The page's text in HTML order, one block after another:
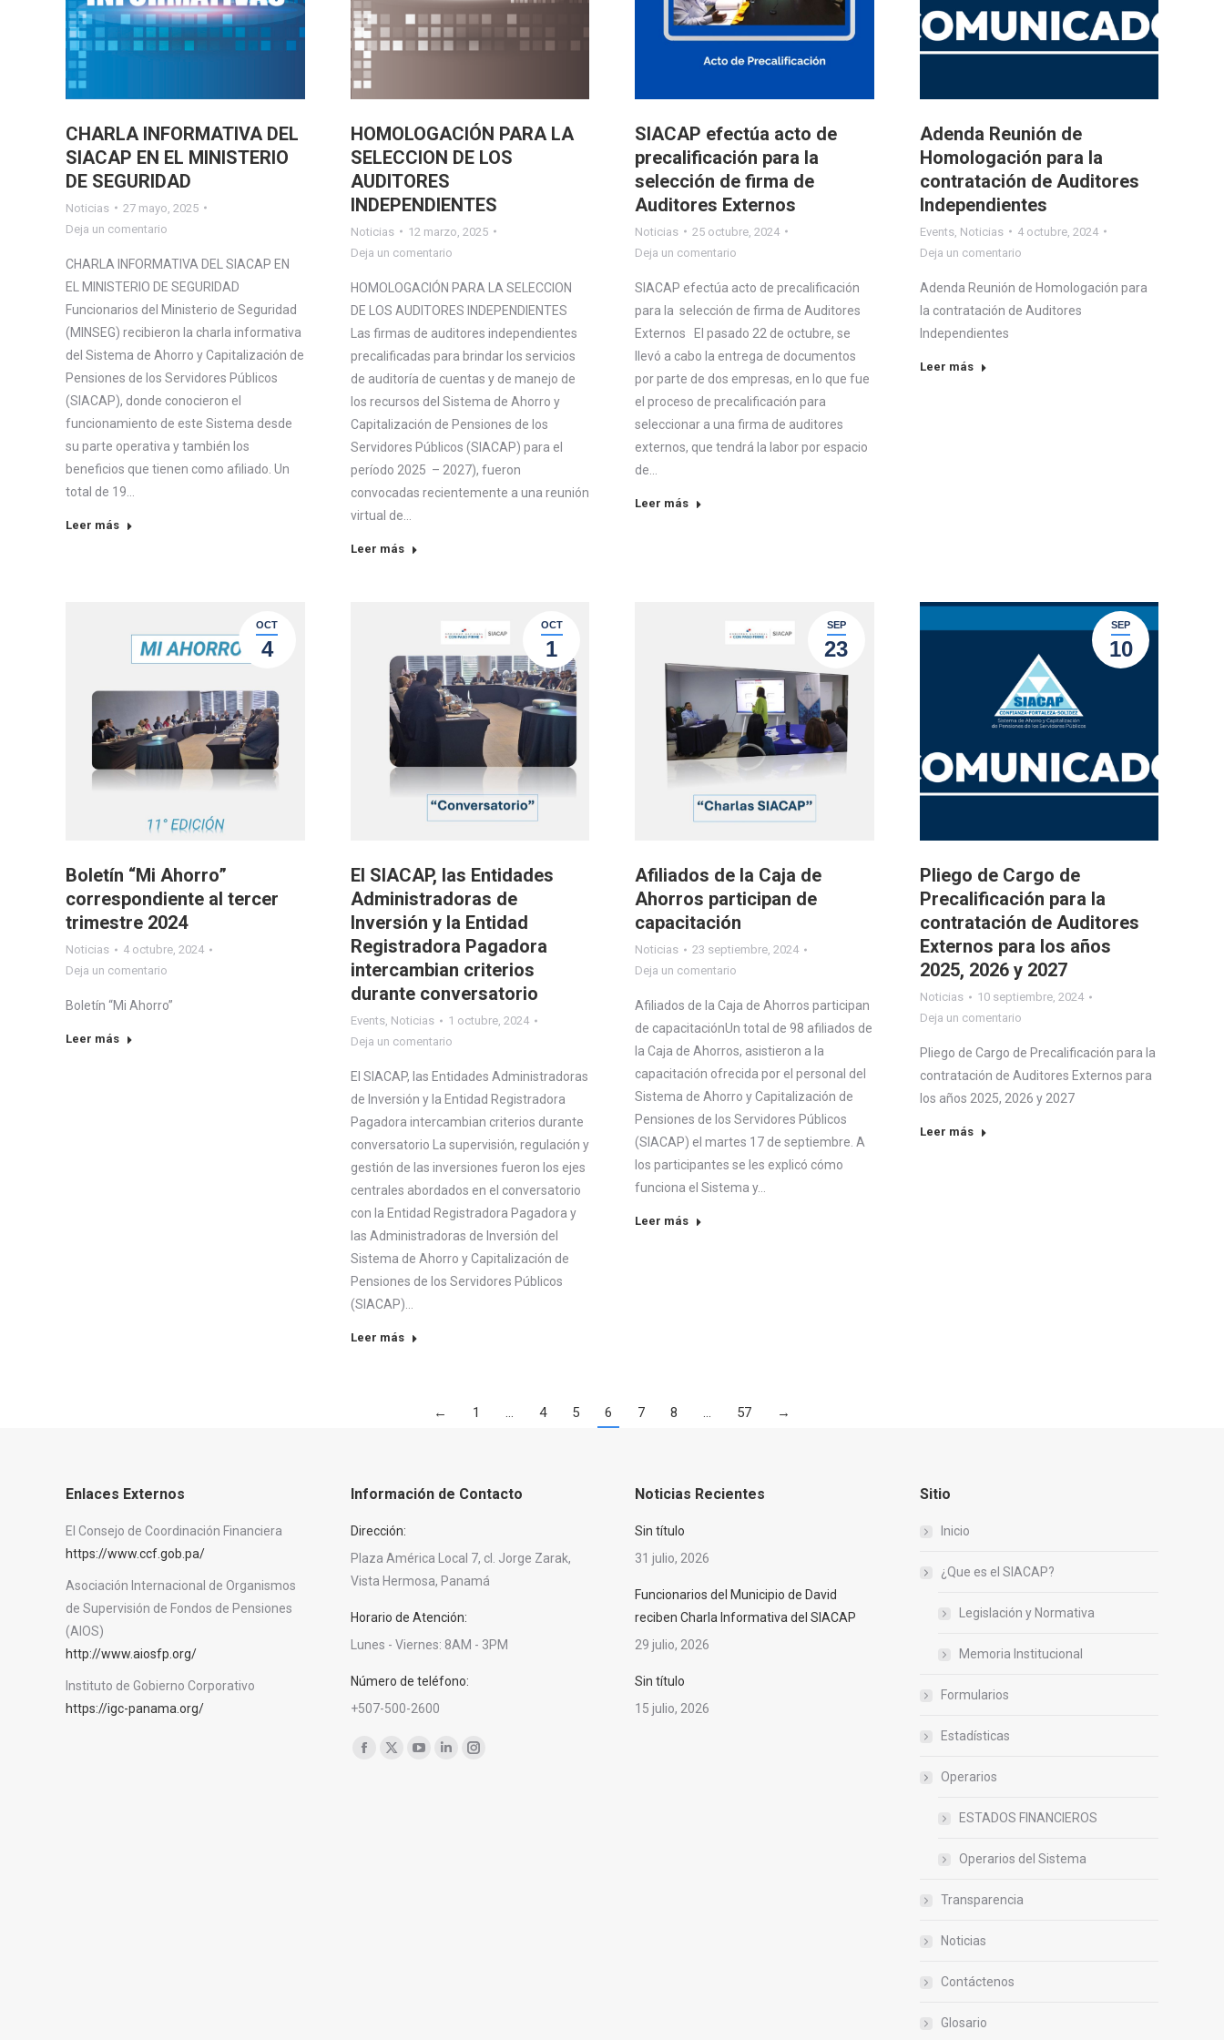
CHARLA INFORMATIVA DEL
SIACAP EN EL MINISTERIO
DE SEGURIDAD
Noticias
27 mayo, 2025
Deja un comentario
CHARLA INFORMATIVA DEL SIACAP EN
EL MINISTERIO DE SEGURIDAD
Funcionarios del Ministerio de Seguridad
(MINSEG) recibieron la charla informativa
del Sistema de Ahorro y Capitalización de
Pensiones de los Servidores Públicos
(SIACAP), donde conocieron el
funcionamiento de este Sistema desde
su parte operativa y también los
beneficios que tienen como afiliado. Un
total de 19…
Leer más
HOMOLOGACIÓN PARA LA
SELECCION DE LOS
AUDITORES
INDEPENDIENTES
Noticias
12 marzo, 2025
Deja un comentario
HOMOLOGACIÓN PARA LA SELECCION
DE LOS AUDITORES INDEPENDIENTES
Las firmas de auditores independientes
precalificadas para brindar los servicios
de auditoría de cuentas y de manejo de
los recursos del Sistema de Ahorro y
Capitalización de Pensiones de los
Servidores Públicos (SIACAP) para el
período 2025 – 2027), fueron
convocadas recientemente a una reunión
virtual de…
Leer más
SIACAP efectúa acto de
precalificación para la
selección de firma de
Auditores Externos
Noticias
25 octubre, 2024
Deja un comentario
SIACAP efectúa acto de precalificación
para la selección de firma de Auditores
Externos El pasado 22 de octubre, se
llevó a cabo la entrega de documentos
por parte de dos empresas, en lo que fue
el proceso de precalificación para
seleccionar a una firma de auditores
externos, que tendrá la labor por espacio
de…
Leer más
Adenda Reunión de
Homologación para la
contratación de Auditores
Independientes
Events, Noticias
4 octubre, 2024
Deja un comentario
Adenda Reunión de Homologación para
la contratación de Auditores
Independientes
Leer más
OCT
4
Boletín “Mi Ahorro”
correspondiente al tercer
trimestre 2024
Noticias
4 octubre, 2024
Deja un comentario
Boletín “Mi Ahorro”
Leer más
OCT
1
El SIACAP, las Entidades
Administradoras de
Inversión y la Entidad
Registradora Pagadora
intercambian criterios
durante conversatorio
Events, Noticias
1 octubre, 2024
Deja un comentario
El SIACAP, las Entidades Administradoras
de Inversión y la Entidad Registradora
Pagadora intercambian criterios durante
conversatorio La supervisión, regulación y
gestión de las inversiones fueron los ejes
centrales abordados en el conversatorio
con la Entidad Registradora Pagadora y
las Administradoras de Inversión del
Sistema de Ahorro y Capitalización de
Pensiones de los Servidores Públicos
(SIACAP)…
Leer más
SEP
23
Afiliados de la Caja de
Ahorros participan de
capacitación
Noticias
23 septiembre, 2024
Deja un comentario
Afiliados de la Caja de Ahorros participan
de capacitaciónUn total de 98 afiliados de
la Caja de Ahorros, asistieron a la
capacitación ofrecida por el personal del
Sistema de Ahorro y Capitalización de
Pensiones de los Servidores Públicos
(SIACAP) el martes 17 de septiembre. A
los participantes se les explicó cómo
funciona el Sistema y…
Leer más
SEP
10
Pliego de Cargo de
Precalificación para la
contratación de Auditores
Externos para los años
2025, 2026 y 2027
Noticias
10 septiembre, 2024
Deja un comentario
Pliego de Cargo de Precalificación para la
contratación de Auditores Externos para
los años 2025, 2026 y 2027
Leer más
← 1 … 4 5 6 7 8 … 57 →
Enlaces Externos
El Consejo de Coordinación Financiera
https://www.ccf.gob.pa/
Asociación Internacional de Organismos
de Supervisión de Fondos de Pensiones
(AIOS)
http://www.aiosfp.org/
Instituto de Gobierno Corporativo
https://igc-panama.org/
Información de Contacto
Dirección:
Plaza América Local 7, cl. Jorge Zarak,
Vista Hermosa, Panamá
Horario de Atención:
Lunes - Viernes: 8AM - 3PM
Número de teléfono:
+507-500-2600
Encuéntranos en:
YouTubeLinkedinInstagram
Noticias Recientes
Sin título
31 julio, 2026
Funcionarios del Municipio de David
reciben Charla Informativa del SIACAP
29 julio, 2026
Sin título
15 julio, 2026
Sitio
Inicio
¿Que es el SIACAP?
Legislación y Normativa
Memoria Institucional
Formularios
Estadísticas
Operarios
ESTADOS FINANCIEROS
Operarios del Sistema
Transparencia
Noticias
Contáctenos
Glosario